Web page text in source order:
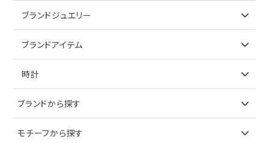
アイテムで探す
ブランドジュエリー
アイテムで探す
ブランドアイテム
アイテムで探す
時計
ブランドで探す
ブランドから探す
ティファニー
モチーフから探す